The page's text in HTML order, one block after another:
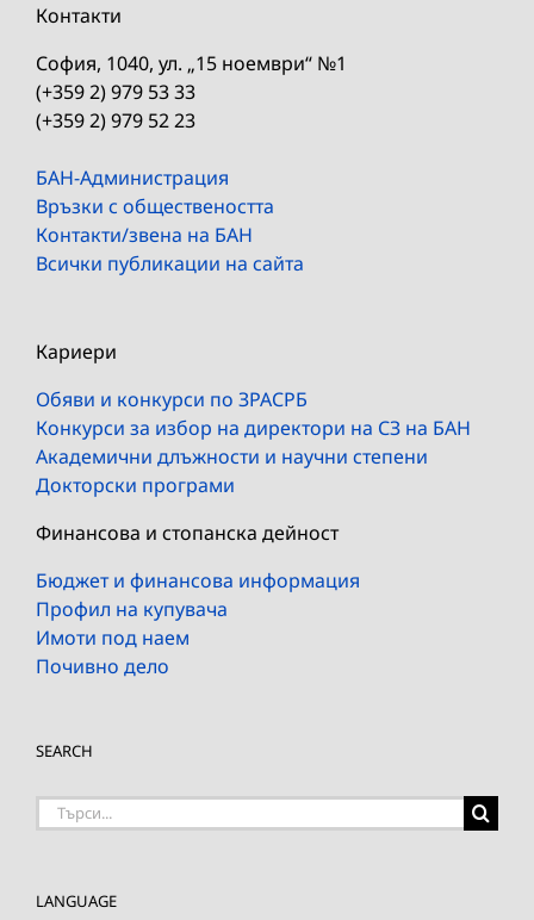
Контакти
София, 1040, ул. „15 ноември“ №1
(+359 2) 979 53 33
(+359 2) 979 52 23
БАН-Администрация
Връзки с обществеността
Контакти/звена на БАН
Всички публикации на сайта
Кариери
Обяви и конкурси по ЗРАСРБ
Конкурси за избор на директори на СЗ на БАН
Академични длъжности и научни степени
Докторски програми
Финансова и стопанска дейност
Бюджет и финансова информация
Профил на купувача
Имоти под наем
Почивно дело
SEARCH
Търсене
LANGUAGE